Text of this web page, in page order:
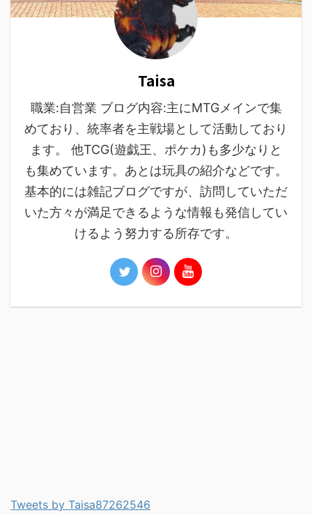
Taisa
職業:自営業 ブログ内容:主にMTGメインで集
めており、統率者を主戦場として活動しており
ます。 他TCG(遊戯王、ポケカ)も多少なりと
も集めています。あとは玩具の紹介などです。
基本的には雑記ブログですが、訪問していただ
いた方々が満足できるような情報も発信してい
けるよう努力する所存です。
Tweets by Taisa87262546